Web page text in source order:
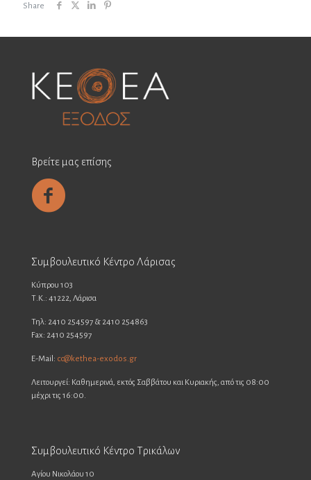
Share
Βρείτε μας επίσης
Συμβουλευτικό Κέντρο Λάρισας
Κύπρου 103
Τ.Κ.: 41222, Λάρισα
Τηλ: 2410 254597 & 2410 254863
Fax: 2410 254597
E-Mail: cc@kethea-exodos.gr
Λειτουργεί: Καθημερινά, εκτός Σαββάτου και Κυριακής, από τις 08:00
μέχρι τις 16:00.
Συμβουλευτικό Κέντρο Τρικάλων
Αγίου Νικολάου 10